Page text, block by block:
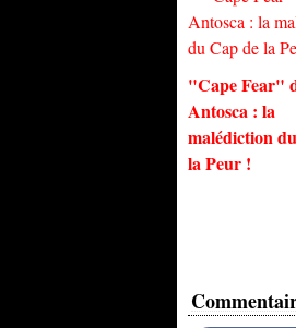
"Cape Fear"
Antosca : la
malédiction
la Peur !